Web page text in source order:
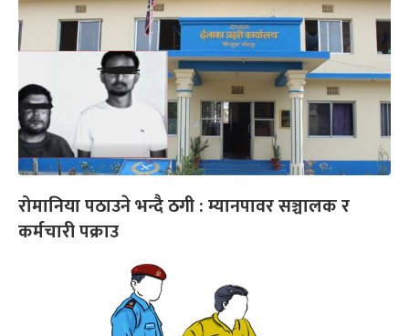
रोमानिया पठाउने भन्दै ठगी : म्यानपावर सञ्चालक र
कर्मचारी पक्राउ